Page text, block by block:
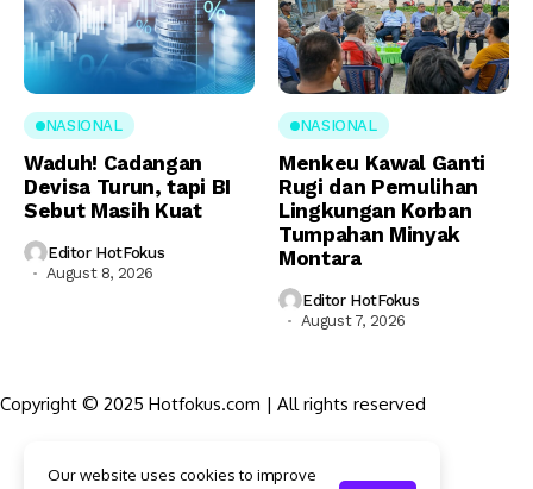
NASIONAL
Waduh! Cadangan
Devisa Turun, tapi BI
Sebut Masih Kuat
Editor HotFokus
August 8, 2026
NASIONAL
Menkeu Kawal Ganti
Rugi dan Pemulihan
Lingkungan Korban
Tumpahan Minyak
Montara
Editor HotFokus
August 7, 2026
Copyright © 2025 Hotfokus.com | All rights reserved
Struktur Organisasi
Our website uses cookies to improve